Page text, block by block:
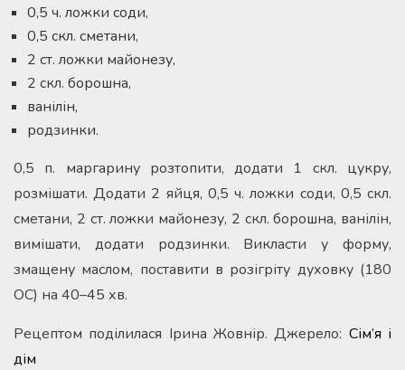
0,5 ч. ложки соди,
0,5 скл. сметани,
2 ст. ложки майонезу,
2 скл. борошна,
ванілін,
родзинки.
0,5 п. маргарину розтопити, додати 1 скл. цукру,
розмішати. Додати 2 яйця, 0,5 ч. ложки соди, 0,5 скл.
сметани, 2 ст. ложки майонезу, 2 скл. борошна, ванілін,
вимішати, додати родзинки. Викласти у форму,
змащену маслом, поставити в розігріту духовку (180
ОС) на 40–45 хв.
Рецептом поділилася Ірина Жовнір. Джерело: Сім’я і
дім